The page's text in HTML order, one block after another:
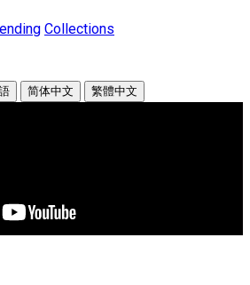
Collections
简体中文 繁體中文